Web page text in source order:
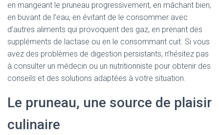
en mangeant le pruneau progressivement, en mâchant bien,
en buvant de l’eau, en évitant de le consommer avec
d’autres aliments qui provoquent des gaz, en prenant des
suppléments de lactase ou en le consommant cuit. Si vous
avez des problèmes de digestion persistants, n’hésitez pas
à consulter un médecin ou un nutritionniste pour obtenir des
conseils et des solutions adaptées à votre situation.
Le pruneau, une source de plaisir
culinaire